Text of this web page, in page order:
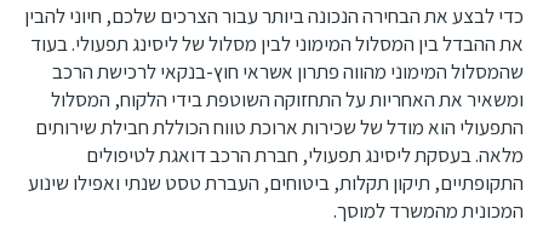
כדי לבצע את הבחירה הנכונה ביותר עבור הצרכים שלכם, חיוני להבין
את ההבדל בין המסלול המימוני לבין מסלול של ליסינג תפעולי. בעוד
שהמסלול המימוני מהווה פתרון אשראי חוץ-בנקאי לרכישת הרכב
ומשאיר את האחריות על התחזוקה השוטפת בידי הלקוח, המסלול
התפעולי הוא מודל של שכירות ארוכת טווח הכוללת חבילת שירותים
מלאה. בעסקת ליסינג תפעולי, חברת הרכב דואגת לטיפולים
התקופתיים, תיקון תקלות, ביטוחים, העברת טסט שנתי ואפילו שינוע
המכונית מהמשרד למוסך.